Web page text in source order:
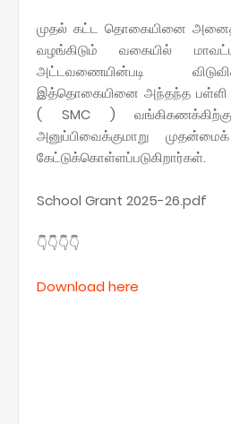
முதல் கட்ட தொகையினை
வழங்கிடும் வகையில்
அட்டவணையின்படி
இத்தொகையினை அந்தந்த பள்ளி
( SMC )
அனுப்பிவைக்குமாறு
கேட்டுக்கொள்ளப்படுகிறார்கள்.
School Grant 2025-26.pdf
👇👇👇👇
Download here